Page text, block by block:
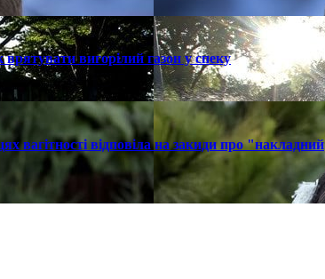
вигорілий газон у спеку
вагітності відповіла на закиди про "накладний